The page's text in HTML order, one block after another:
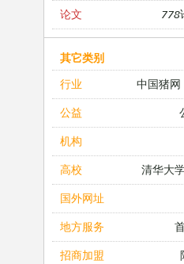
论文 778
其它类别
行业
中国猪网
公益
机构
高校 清华大
国外网址
地方服务
招商加盟